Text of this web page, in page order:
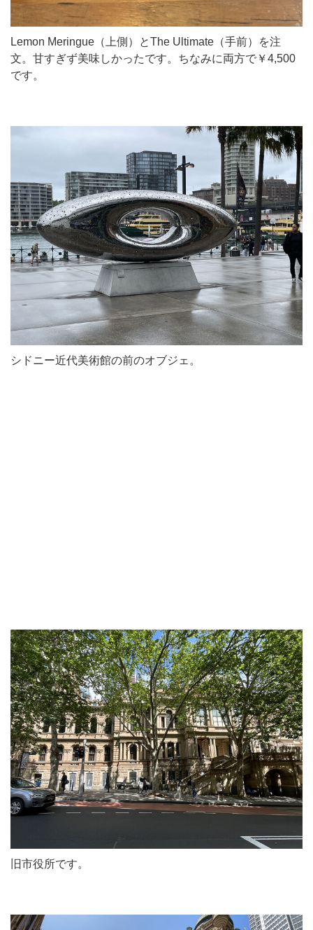
Lemon Meringue（上側）とThe Ultimate（手前）を注
文。甘すぎず美味しかったです。ちなみに両方で￥4,500
です。
シドニー近代美術館の前のオブジェ。
旧市役所です。